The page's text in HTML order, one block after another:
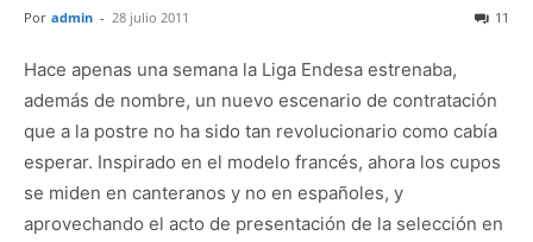
Por admin - 28 julio 2011 11
Hace apenas una semana la Liga Endesa estrenaba,
además de nombre, un nuevo escenario de contratación
que a la postre no ha sido tan revolucionario como cabía
esperar. Inspirado en el modelo francés, ahora los cupos
se miden en canteranos y no en españoles, y
aprovechando el acto de presentación de la selección en